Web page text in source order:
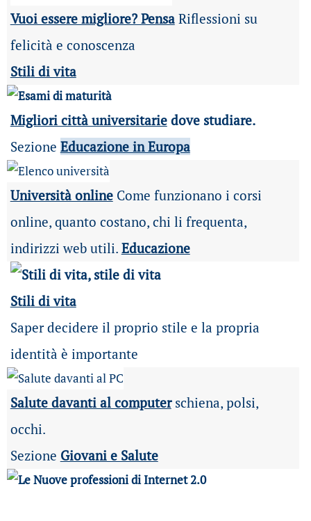
Vuoi essere migliore? PensaRiflessioni su
felicità e conoscenza
Stili di vita
Migliori città universitariedove studiare.
Sezione Educazione in Europa
Università online Come funzionano i corsi
online, quanto costano, chi li frequenta,
indirizzi web utili. Educazione
Stili di vita
Saper decidere il proprio stile e la propria
identità è importante
Salute davanti al computerschiena, polsi,
occhi.
Sezione Giovani e Salute